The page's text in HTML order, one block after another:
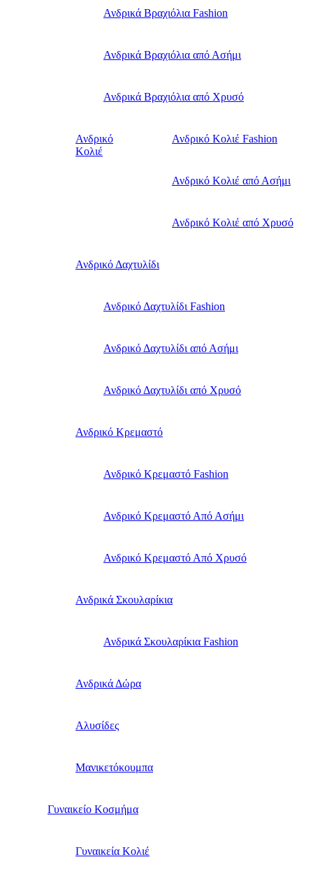
Ανδρικά Βραχιόλια Fashion
Ανδρικά Βραχιόλια από Ασήμι
Ανδρικά Βραχιόλια από Χρυσό
Ανδρικό
Κολιέ
Ανδρικό Κολιέ Fashion
Ανδρικό Κολιέ από Ασήμι
Ανδρικό Κολιέ από Χρυσό
Ανδρικό Δαχτυλίδι
Ανδρικό Δαχτυλίδι Fashion
Ανδρικό Δαχτυλίδι από Ασήμι
Ανδρικό Δαχτυλίδι από Χρυσό
Ανδρικό Κρεμαστό
Ανδρικό Κρεμαστό Fashion
Ανδρικό Κρεμαστό Από Ασήμι
Ανδρικό Κρεμαστό Από Χρυσό
Ανδρικά Σκουλαρίκια
Ανδρικά Σκουλαρίκια Fashion
Ανδρικά Δώρα
Αλυσίδες
Μανικετόκουμπα
Γυναικείο Κοσμήμα
Γυναικεία Κολιέ